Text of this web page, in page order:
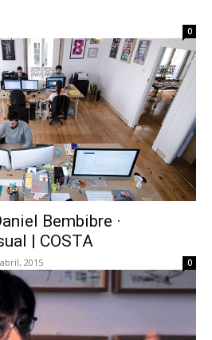
0
Bembibre ·
| COSTA
2015 0